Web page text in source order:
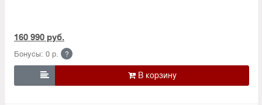
160 990 руб.
Бонусы: 0 р. ?
